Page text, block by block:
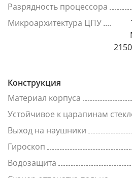
Разрядность процессора
Микроархитектура ЦПУ
Конструкция
Материал корпуса
Устойчивое к царапинам
Выход на наушники
Гироскоп
Водозащита